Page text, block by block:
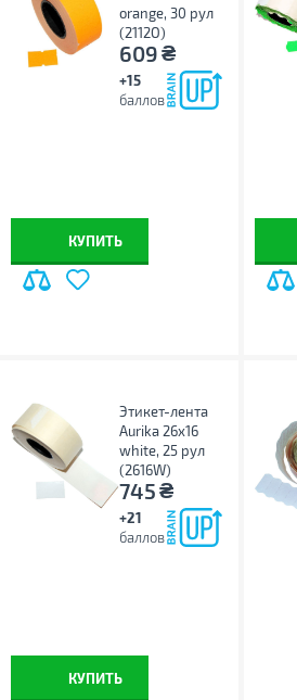
orange, 30 рул
(2112O)
609₴
+15
баллов
КУПИТЬ
Этикет-лента
Aurika 26х16
white, 25 рул
(2616W)
745₴
+21
баллов
КУПИТЬ